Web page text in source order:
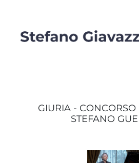
GIURIA - CONCORSO
STEFANO